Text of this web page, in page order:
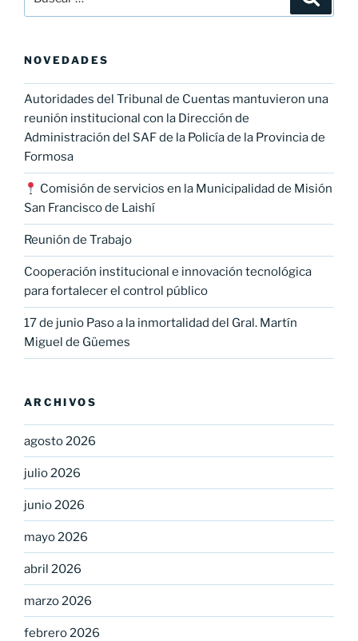
por:
NOVEDADES
Autoridades del Tribunal de Cuentas mantuvieron una
reunión institucional con la Dirección de
Administración del SAF de la Policía de la Provincia de
Formosa
Comisión de servicios en la Municipalidad de Misión
San Francisco de Laishí
Reunión de Trabajo
Cooperación institucional e innovación tecnológica
para fortalecer el control público
17 de junio Paso a la inmortalidad del Gral. Martín
Miguel de Güemes
ARCHIVOS
agosto 2026
julio 2026
junio 2026
mayo 2026
abril 2026
marzo 2026
febrero 2026